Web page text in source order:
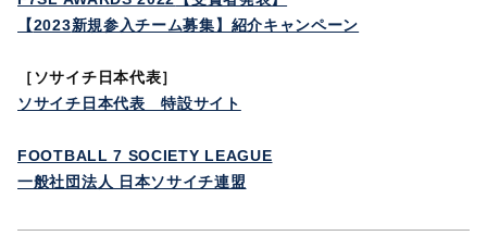
【2023新規参入チーム募集】紹介キャンペーン
［ソサイチ日本代表］
ソサイチ日本代表 特設サイト
FOOTBALL 7 SOCIETY LEAGUE
一般社団法人 日本ソサイチ連盟